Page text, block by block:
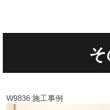
そ
W9836 施工事例